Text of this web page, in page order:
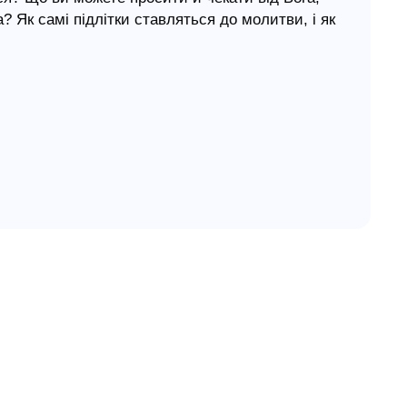
Як самі підлітки ставляться до молитви, і як